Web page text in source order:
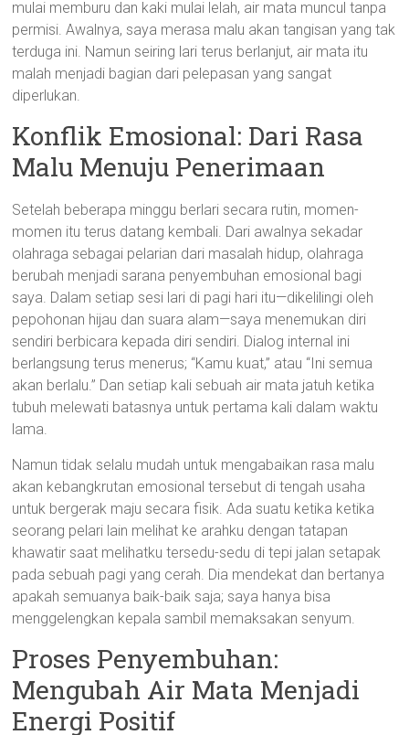
mulai memburu dan kaki mulai lelah, air mata muncul tanpa
permisi. Awalnya, saya merasa malu akan tangisan yang tak
terduga ini. Namun seiring lari terus berlanjut, air mata itu
malah menjadi bagian dari pelepasan yang sangat
diperlukan.
Konflik Emosional: Dari Rasa
Malu Menuju Penerimaan
Setelah beberapa minggu berlari secara rutin, momen-
momen itu terus datang kembali. Dari awalnya sekadar
olahraga sebagai pelarian dari masalah hidup, olahraga
berubah menjadi sarana penyembuhan emosional bagi
saya. Dalam setiap sesi lari di pagi hari itu—dikelilingi oleh
pepohonan hijau dan suara alam—saya menemukan diri
sendiri berbicara kepada diri sendiri. Dialog internal ini
berlangsung terus menerus; “Kamu kuat,” atau “Ini semua
akan berlalu.” Dan setiap kali sebuah air mata jatuh ketika
tubuh melewati batasnya untuk pertama kali dalam waktu
lama.
Namun tidak selalu mudah untuk mengabaikan rasa malu
akan kebangkrutan emosional tersebut di tengah usaha
untuk bergerak maju secara fisik. Ada suatu ketika ketika
seorang pelari lain melihat ke arahku dengan tatapan
khawatir saat melihatku tersedu-sedu di tepi jalan setapak
pada sebuah pagi yang cerah. Dia mendekat dan bertanya
apakah semuanya baik-baik saja; saya hanya bisa
menggelengkan kepala sambil memaksakan senyum.
Proses Penyembuhan:
Mengubah Air Mata Menjadi
Energi Positif